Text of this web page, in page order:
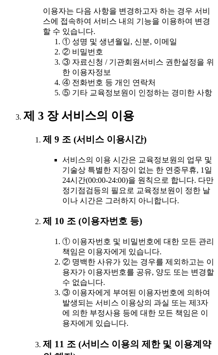
이용자는 다음 사항을 변경하고자 하는 경우 서비
스에 접속하여 서비스 내의 기능을 이용하여 변경
할 수 있습니다.
① 성명 및 생년월일, 신분, 이메일
② 비밀번호
③ 자료신청 / 기관회원서비스 권한설정을 위
한 이용자정보
④ 전화번호 등 개인 연락처
⑤ 기타 교육정보원이 인정하는 경미한 사항
제 3 장 서비스의 이용
제 9 조 (서비스 이용시간)
서비스의 이용 시간은 교육정보원의 업무 및
기술상 특별한 지장이 없는 한 연중무휴, 1일
24시간(00:00-24:00)을 원칙으로 합니다. 다만
정기점검등의 필요로 교육정보원이 정한 날
이나 시간은 그러하지 아니합니다.
제 10 조 (이용자번호 등)
① 이용자번호 및 비밀번호에 대한 모든 관리
책임은 이용자에게 있습니다.
② 명백한 사유가 있는 경우를 제외하고는 이
용자가 이용자번호를 공유, 양도 또는 변경할
수 없습니다.
③ 이용자에게 부여된 이용자번호에 의하여
발생되는 서비스 이용상의 과실 또는 제3자
에 의한 부정사용 등에 대한 모든 책임은 이
용자에게 있습니다.
제 11 조 (서비스 이용의 제한 및 이용계약